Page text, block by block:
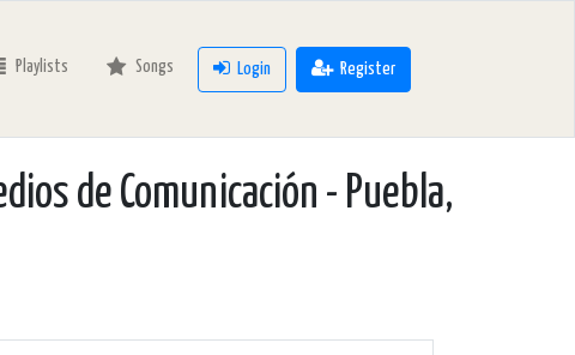
Playlists Songs Login Register
de Comunicación - Puebla,